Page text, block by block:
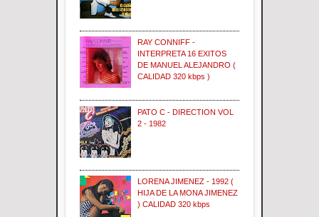
RAY CONNIFF -
INTERPRETA 16 EXITOS
DE MANUEL ALEJANDRO (
CALIDAD 320 kbps )
PATO C - DIRECTION VOL
2 - 1982
LORENA JIMENEZ - 1992 (
HIJA DE LA MONA JIMENEZ
) CALIDAD 320 kbps